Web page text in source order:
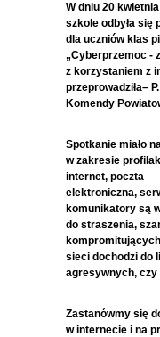
W dniu 20
szkole odbyła się
dla uczniów klas
„Cyberprzemoc -
z korzystaniem z
przeprowadziła–
Komendy
Spotkanie miało
w zakresie
internet, poczta
elektroniczna,
komunikatory są
do straszenia,
sieci dochodzi do
agresywnych, czy
Zastanówmy się
w internecie i na